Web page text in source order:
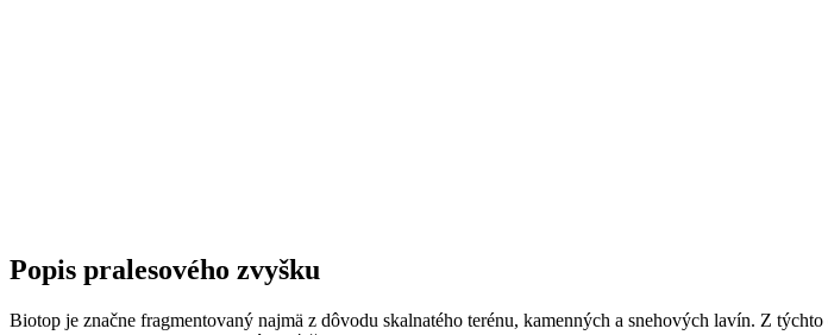
Popis pralesového zvyšku
Biotop je značne fragmentovaný najmä z dôvodu skalnatého terénu, kamenných a snehových lavín. Z